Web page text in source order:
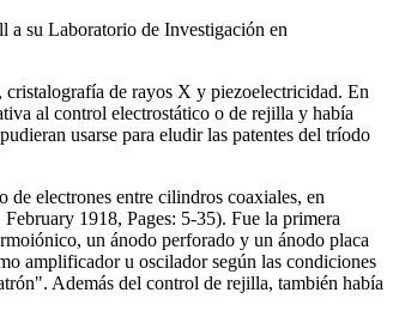
su Laboratorio de Investigación en
de rayos X y piezoelectricidad. En
al control electrostático o de rejilla y había
usarse para eludir las patentes del tríodo
electrones entre cilindros coaxiales, en
1918, Pages: 5-35). Fue la primera
un ánodo perforado y un ánodo placa
amplificador u oscilador según las condiciones
Además del control de rejilla, también había